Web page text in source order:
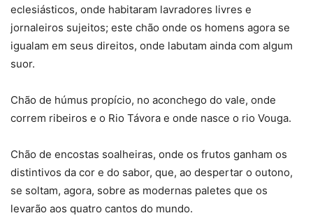
eclesiásticos, onde habitaram lavradores livres e
jornaleiros sujeitos; este chão onde os homens agora se
igualam em seus direitos, onde labutam ainda com algum
suor.
Chão de húmus propício, no aconchego do vale, onde
correm ribeiros e o Rio Távora e onde nasce o rio Vouga.
Chão de encostas soalheiras, onde os frutos ganham os
distintivos da cor e do sabor, que, ao despertar o outono,
se soltam, agora, sobre as modernas paletes que os
levarão aos quatro cantos do mundo.